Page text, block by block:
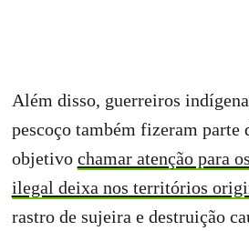
Além disso, guerreiros
pescoço também fizeram parte
objetivo chamar atenção para
ilegal deixa nos territórios
rastro de sujeira e destruição